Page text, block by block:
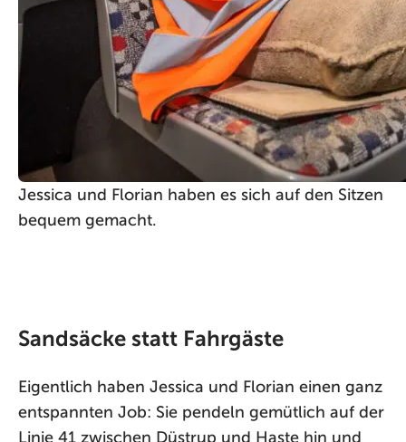
Jessica und Florian haben es sich auf den Sitzen
bequem gemacht.
Sandsäcke statt Fahrgäste
Eigentlich haben Jessica und Florian einen ganz
entspannten Job: Sie pendeln gemütlich auf der
Linie 41 zwischen Düstrup und Haste hin und